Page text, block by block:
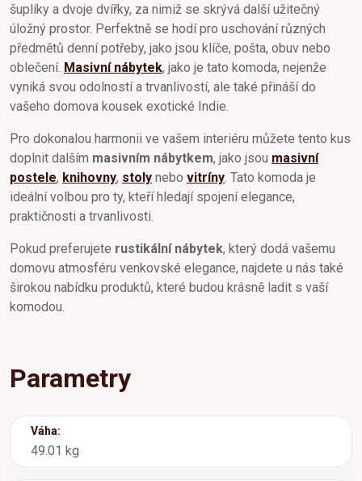
šuplíky a dvoje dvířky, za nimiž se skrývá další užitečný
úložný prostor. Perfektně se hodí pro uschování různých
předmětů denní potřeby, jako jsou klíče, pošta, obuv nebo
oblečení. Masivní nábytek, jako je tato komoda, nejenže
vyniká svou odolností a trvanlivostí, ale také přináší do
vašeho domova kousek exotické Indie.
Pro dokonalou harmonii ve vašem interiéru můžete tento kus
doplnit dalším masivním nábytkem, jako jsou masivní
postele, knihovny, stoly nebo vitríny . Tato komoda je
ideální volbou pro ty, kteří hledají spojení elegance,
praktičnosti a trvanlivosti.
Pokud preferujete rustikální nábytek, který dodá vašemu
domovu atmosféru venkovské elegance, najdete u nás také
širokou nabídku produktů, které budou krásně ladit s vaší
komodou.
Parametry
Váha:
49.01 kg